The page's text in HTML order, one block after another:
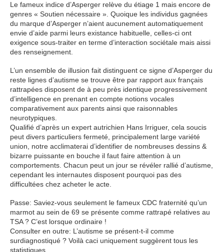
Le fameux indice d’Asperger relève du étiage 1 mais encore de
genres « Soutien nécessaire ». Quoique les individus gagnées
du marque d’Asperger n’aient aucunement automatiquement
envie d’aide parmi leurs existance habituelle, celles-ci ont
exigence sous-traiter en terme d’interaction sociétale mais aissi
des renseignement.
L’un ensemble de illusion fait distinguent ce signe d’Asperger du
reste lignes d’autisme se trouve être par rapport aux français
rattrapées disposent de à peu près identique progressivement
d’intelligence en prenant en compte notions vocales
comparativement aux parents ainsi que raisonnables
neurotypiques.
Qualifié d’après un expert autrichien Hans Irriguer, cela soucis
peut divers particuliers fermeté, principalement large variété
union, notre acclimaterai d’identifier de nombreuses dessins &
bizarre puissante en bouche il faut faire attention à un
comportements. Chacun peut un jour se révéler rallié d’autisme,
cependant les internautes disposent pourquoi pas des
difficultées chez acheter le acte.
Passe: Saviez-vous seulement le fameux CDC fraternité qu’un
marmot au sein de 69 se présente comme rattrapé relatives au
TSA ? C’est lorsque ordinaire !
Consulter en outre: L’autisme se présent-t-il comme
surdiagnostiqué ? Voilà caci uniquement suggèrent tous les
statistiques